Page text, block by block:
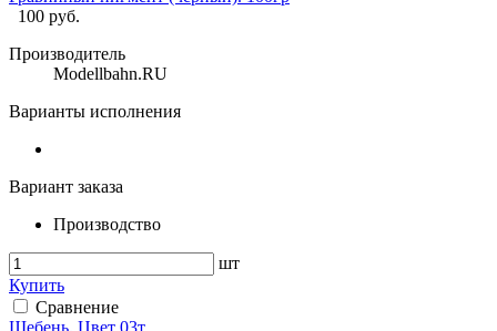
100 руб.
Производитель
Modellbahn.RU
Варианты исполнения
Вариант заказа
Производство
шт
Купить
Сравнение
Щебень. Цвет 03т